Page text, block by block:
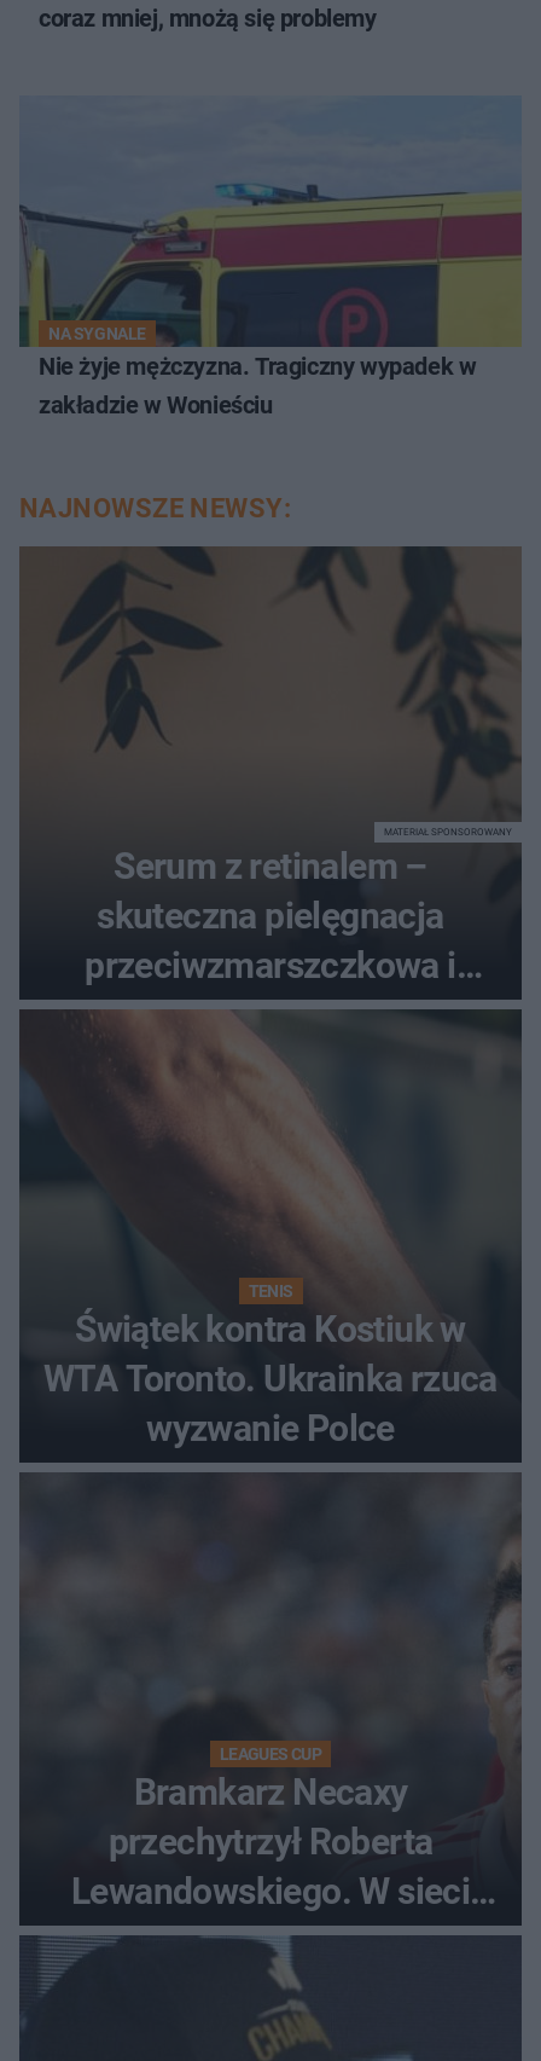
coraz mniej, mnożą się problemy
NA SYGNALE
Nie żyje mężczyzna. Tragiczny wypadek w
zakładzie w Wonieściu
NAJNOWSZE NEWSY:
Serum z retinalem –
skuteczna pielęgnacja
przeciwzmarszczkowa i
regenerująca
MATERIAŁ SPONSOROWANY
TENIS
Świątek kontra Kostiuk w
WTA Toronto. Ukrainka rzuca
wyzwanie Polce
LEAGUES CUP
Bramkarz Necaxy
przechytrzył Roberta
Lewandowskiego. W sieci
krąży wideo z tego pojedynku